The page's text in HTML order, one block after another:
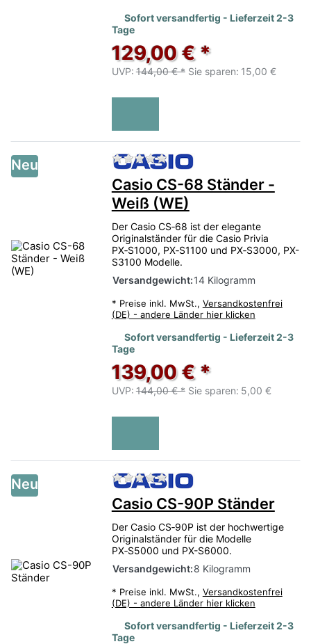
Sofort versandfertig - Lieferzeit 2-3
Tage
129,00 € *
UVP: 144,00 € * Sie sparen: 15,00 €
Neu Zu diesem Produkt liegen
Casio CS-68 Ständer -
Weiß (WE)
Der Casio CS‑68 ist der elegante
Originalständer für die Casio Privia
PX‑S1000, PX‑S1100 und PX‑S3000, PX-
S3100 Modelle.
Versandgewicht:14 Kilogramm
* Preise inkl. MwSt., Versandkostenfrei
(DE) - andere Länder hier klicken
Sofort versandfertig - Lieferzeit 2-3
Tage
139,00 € *
UVP: 144,00 € * Sie sparen: 5,00 €
Neu Zu diesem Produkt liegen
Casio CS-90P Ständer
Der Casio CS‑90P ist der hochwertige
Originalständer für die Modelle
PX‑S5000 und PX-S6000.
Versandgewicht:8 Kilogramm
* Preise inkl. MwSt., Versandkostenfrei
(DE) - andere Länder hier klicken
Sofort versandfertig - Lieferzeit 2-3
Tage